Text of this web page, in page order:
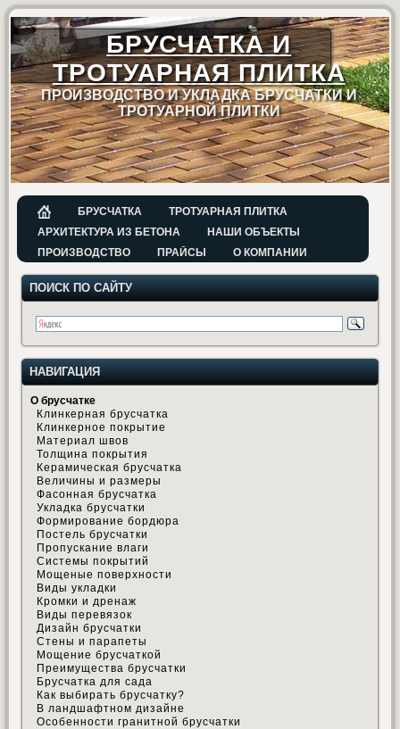
БРУСЧАТКА И
ТРОТУАРНАЯ ПЛИТКА
ПРОИЗВОДСТВО И УКЛАДКА БРУСЧАТКИ И
ТРОТУАРНОЙ ПЛИТКИ
БРУСЧАТКА
ТРОТУАРНАЯ ПЛИТКА
АРХИТЕКТУРА ИЗ БЕТОНА
НАШИ ОБЪЕКТЫ
ПРОИЗВОДСТВО
ПРАЙСЫ О КОМПАНИИ
ПОИСК ПО САЙТУ
НАВИГАЦИЯ
О брусчатке
Клинкерная брусчатка
Клинкерное покрытие
Материал швов
Толщина покрытия
Керамическая брусчатка
Величины и размеры
Фасонная брусчатка
Укладка брусчатки
Формирование бордюра
Постель брусчатки
Пропускание влаги
Системы покрытий
Мощеные поверхности
Виды укладки
Кромки и дренаж
Виды перевязок
Дизайн брусчатки
Стены и парапеты
Мощение брусчаткой
Преимущества брусчатки
Брусчатка для сада
Как выбирать брусчатку?
В ландшафтном дизайне
Особенности гранитной брусчатки